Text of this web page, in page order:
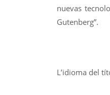
nuevas
Gutenberg”.
L’idioma del